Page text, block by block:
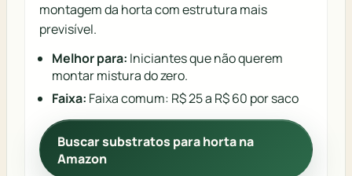
montagem da horta com estrutura mais
previsível.
Melhor para: Iniciantes que não querem
montar mistura do zero.
Faixa: Faixa comum: R$ 25 a R$ 60 por saco
Buscar substratos para horta na
Amazon